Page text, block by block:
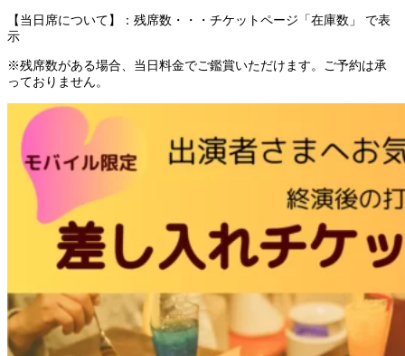
【当日席について】：残席数・・・チケットページ「在庫数」 で表
示
※残席数がある場合、当日料金でご鑑賞いただけます。ご予約は承
っておりません。